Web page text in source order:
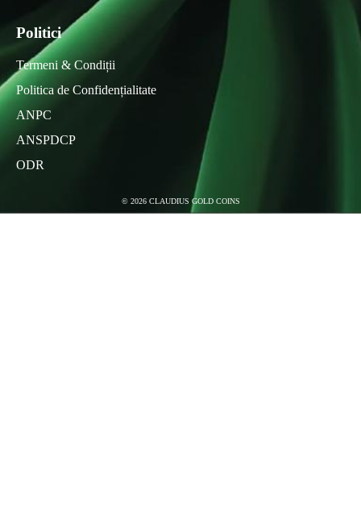
Politici
Termeni & Condiții
Politica de Confidențialitate
ANPC
ANSPDCP
ODR
© 2026 CLAUDIUS GOLD COINS